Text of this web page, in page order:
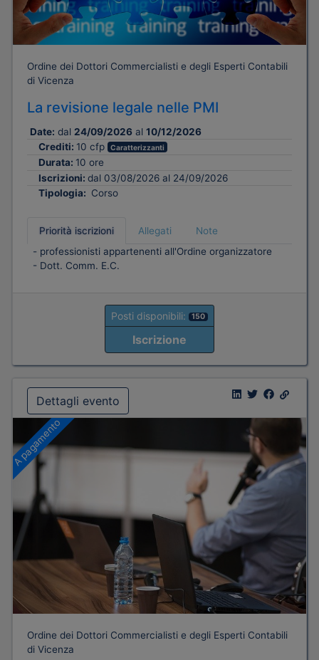
Ordine dei Dottori Commercialisti e degli Esperti Contabili
di Vicenza
La revisione legale nelle PMI
Date: dal 24/09/2026 al 10/12/2026
Crediti: 10 cfp Caratterizzanti
Durata: 10 ore
Iscrizioni: dal 03/08/2026 al 24/09/2026
Tipologia: Corso
Priorità iscrizioni Allegati
Note
- professionisti appartenenti all'Ordine organizzatore
- Dott. Comm. E.C.
Posti disponibili: 150
Iscrizione
Dettagli evento
A pagamento
Ordine dei Dottori Commercialisti e degli Esperti Contabili
di Vicenza